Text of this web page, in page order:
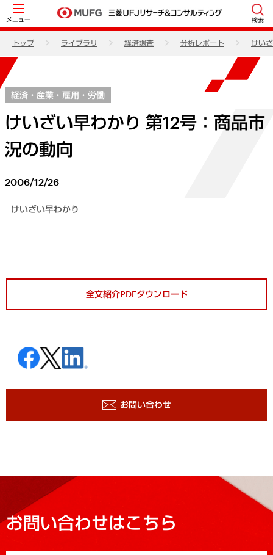
メニュー 検索
トップ ライブラリ 経済調査 分析レポート けい
経済・産業・雇用・労働
けいざい早わかり 第12号：商品市
況の動向
2006/12/26
けいざい早わかり
全文紹介PDFダウンロード
お問い合わせ
お問い合わせはこちら